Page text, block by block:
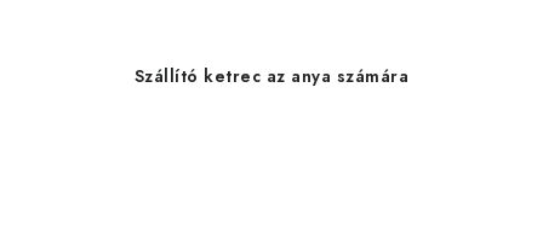
Szállító ketrec az anya számára